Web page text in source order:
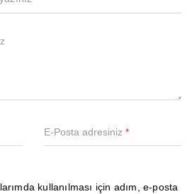
E-Posta adresiniz *
kullanılması için adım, e-posta